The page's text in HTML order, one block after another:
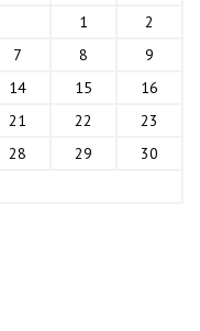
1
2
7 8
9
14 15
16
21 22
23
28 29
30